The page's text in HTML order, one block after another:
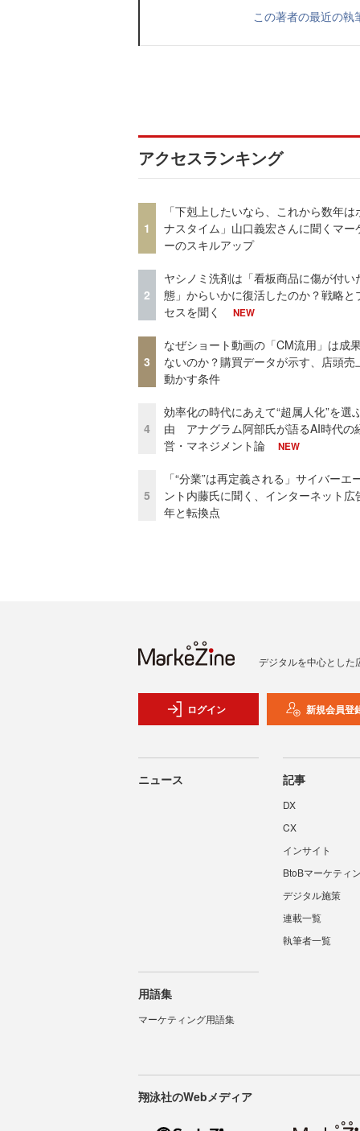
この著者の最近の執
アクセスランキング
1
「下剋上したいなら、これから数年は
ナスタイム」山口義宏さんに聞くマー
ーのスキルアップ
2
ヤシノミ洗剤は「看板商品に傷が付い
態」からいかに復活したのか？戦略と
セスを聞く
NEW
3
なぜショート動画の「CM流用」は成
ないのか？購買データが示す、店頭売
動かす条件
4
効率化の時代にあえて“超属人化”を選
由 アナグラム阿部氏が語るAI時代の
営・マネジメント論
NEW
5
「“分業”は再定義される」サイバーエ
ント内藤氏に聞く、インターネット広
年と転換点
デジタルを中心とした
ログイン 新規会員登
ニュース 記事
DX
CX
インサイト
BtoBマーケティ
デジタル施策
連載一覧
執筆者一覧
用語集
マーケティング用語集
翔泳社のWebメディア